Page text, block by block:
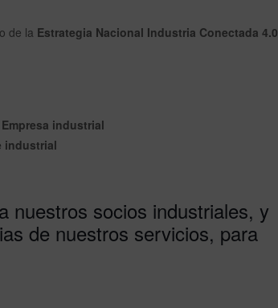
de la Estrategia Nacional Industria Conectada 4.0
industrial
industrial
nuestros socios industriales, y
de nuestros servicios, para